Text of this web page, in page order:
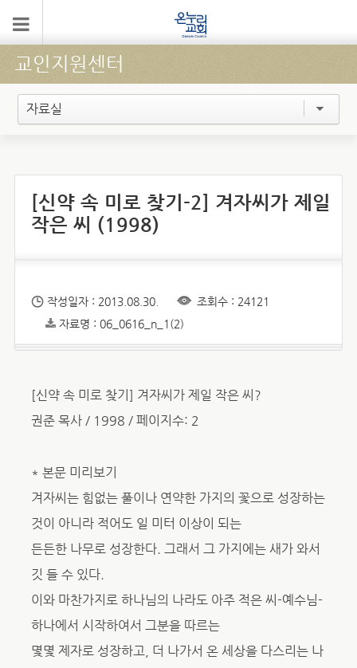
교인지원센터
자료실
[신약 속 미로 찾기-2] 겨자씨가 제일
작은 씨 (1998)
작성일자 : 2013.08.30.
조회수 : 24121
자료명 : 06_0616_n_1(2)
[신약 속 미로 찾기] 겨자씨가 제일 작은 씨?
권준 목사 / 1998 / 페이지수: 2
* 본문 미리보기
겨자씨는 힘없는 풀이나 연약한 가지의 꽃으로 성장하는
것이 아니라 적어도 일 미터 이상이 되는
든든한 나무로 성장한다. 그래서 그 가지에는 새가 와서
깃 들 수 있다.
이와 마찬가지로 하나님의 나라도 아주 적은 씨-예수님-
하나에서 시작하여서 그분을 따르는
몇몇 제자로 성장하고, 더 나가서 온 세상을 다스리는 나